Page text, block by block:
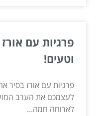
פרגיות עם
וטעים!
פרגיות עם אורז בסיר
לעצמכם את הערב
לארוחה חמה...